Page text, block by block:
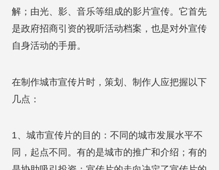
解；由光、影、音乐等组成的影片宣传。它首先
是政府招商引资的视听活动档案，也是对外宣传
自身活动的手册。
在制作城市宣传片时，策划、制作人应把握以下
几点：
1、城市宣传片的目的：不同的城市发展水平不
同，起点不同。有的是城市的推广和介绍；有的